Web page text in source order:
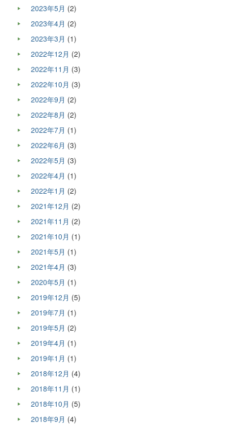
2023年5月 (2)
2023年4月 (2)
2023年3月 (1)
2022年12月 (2)
2022年11月 (3)
2022年10月 (3)
2022年9月 (2)
2022年8月 (2)
2022年7月 (1)
2022年6月 (3)
2022年5月 (3)
2022年4月 (1)
2022年1月 (2)
2021年12月 (2)
2021年11月 (2)
2021年10月 (1)
2021年5月 (1)
2021年4月 (3)
2020年5月 (1)
2019年12月 (5)
2019年7月 (1)
2019年5月 (2)
2019年4月 (1)
2019年1月 (1)
2018年12月 (4)
2018年11月 (1)
2018年10月 (5)
2018年9月 (4)